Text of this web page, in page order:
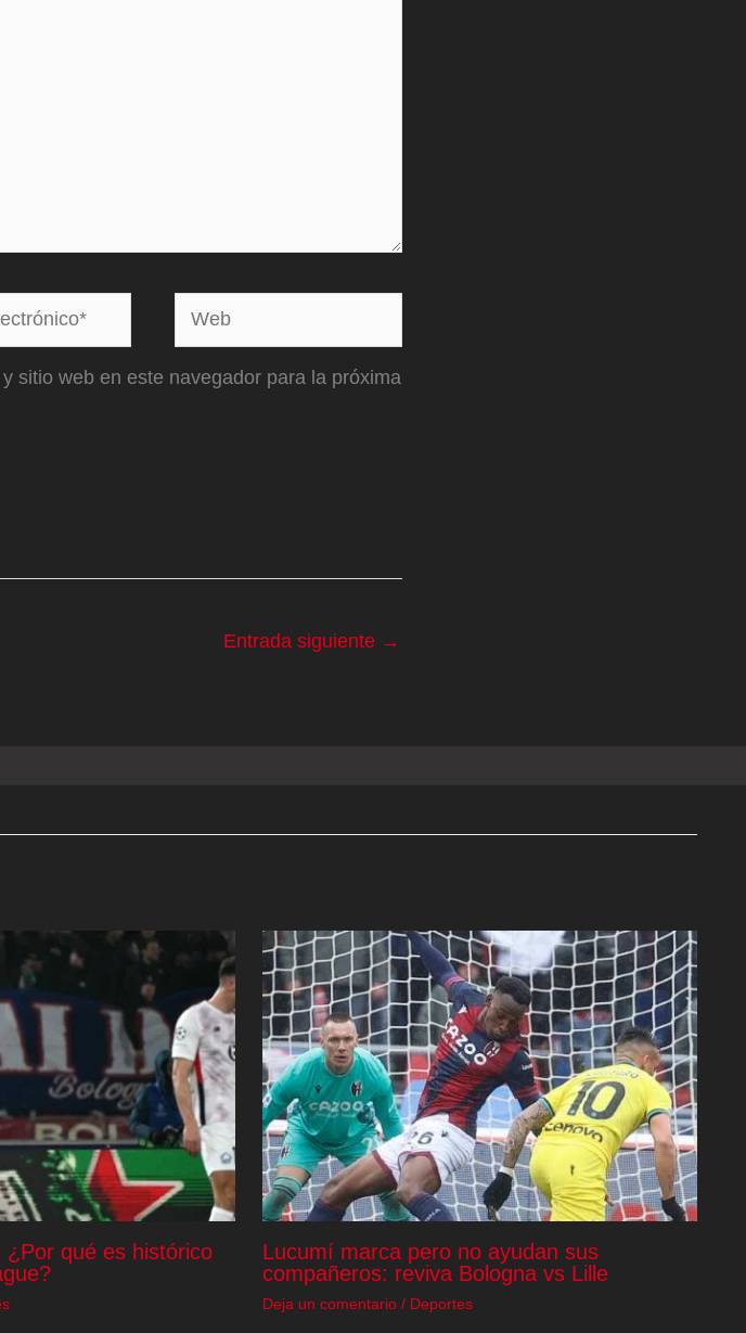
Web
sitio web en este navegador para la próxima
Entrada siguiente →
qué es histórico
Lucumí marca pero no ayudan sus
compañeros: reviva Bologna vs Lille
Deja un comentario / Deportes